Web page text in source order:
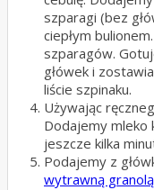
szparagi (bez
ciepłym
szparagów.
główek i
liście szpinaku.
Używając
Dodajemy
jeszcze kilka
Podajemy z
wytrawną granolą